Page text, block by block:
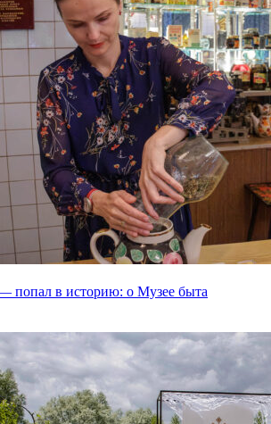
попал в историю: о Музее быта